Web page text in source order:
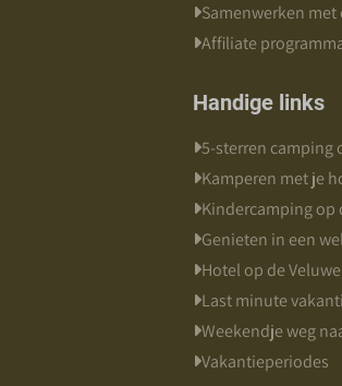
Samenwerken
Affiliate
Handige links
5-sterren camping
Kamperen met je
Kindercamping op
Genieten in een
Hotel op de Veluwe
Last minute
Weekendje weg
Vakantieperiodes